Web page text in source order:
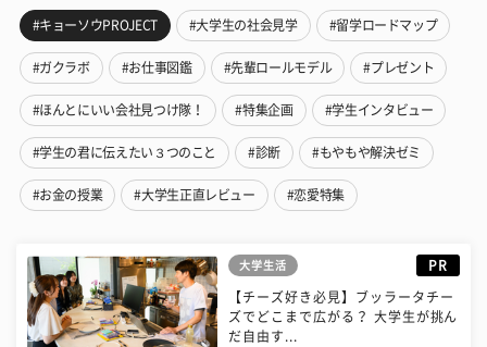
#キョーソウPROJECT #大学生の社会見学 #留学ロードマップ
#ガクラボ #お仕事図鑑 #先輩ロールモデル #プレゼント
#ほんとにいい会社見つけ隊！ #特集企画 #学生インタビュー
#学生の君に伝えたい３つのこと #診断 #もやもや解決ゼミ
#お金の授業 #大学生正直レビュー #恋愛特集
大学生活 PR
【チーズ好き必見】ブッラータチー
ズでどこまで広がる？ 大学生が挑ん
だ自由す...